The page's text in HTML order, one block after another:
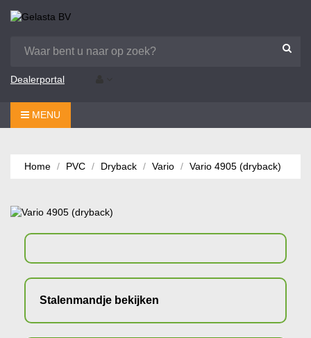
Dealerportal
MENU
Home PVC Dryback Vario Vario 4905 (dryback)
Stalenmandje bekijken